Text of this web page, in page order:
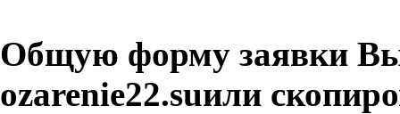
Общую форму заявки Вы
ozarenie22.suили